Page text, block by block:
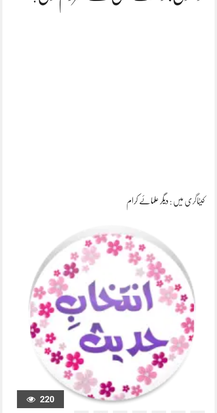
کیٹاگری میں : دیگر علمائے کرام
220